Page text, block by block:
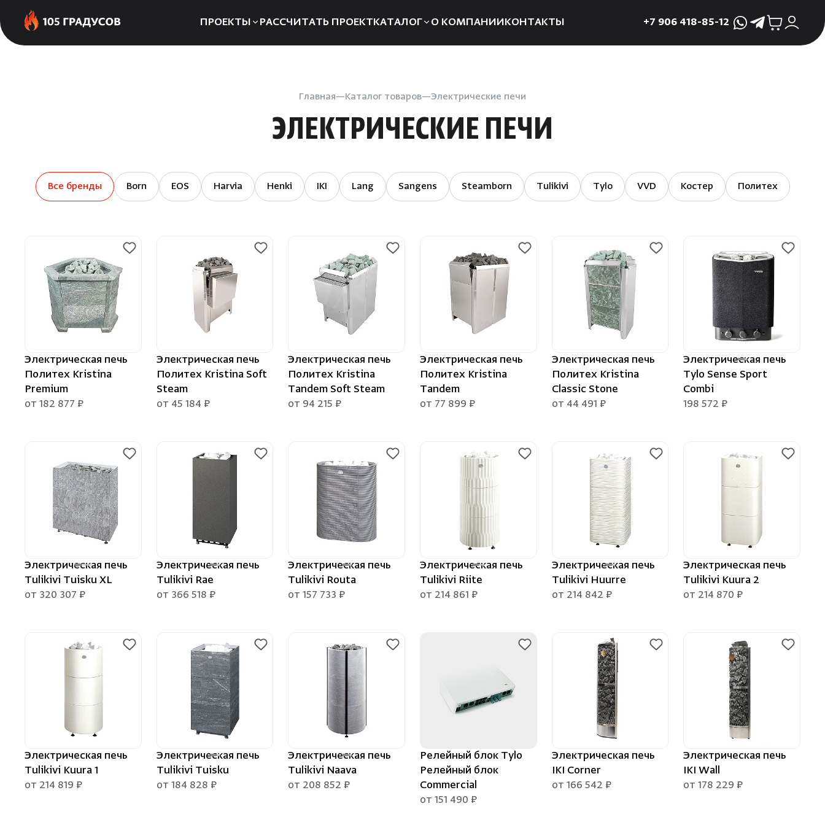
ПРОЕКТЫ РАССЧИТАТЬ ПРОЕКТКАТАЛОГ
Пульты управления
Двери
Купели
Облицовка и порталы
SPA-оборудование
Аксессуары
Для хаммама
Ароматы
Интерьер
Инфракрасные сауны
Лёдогенераторы
О КОМПАНИИКОНТАКТЫ +7 906 418-85-12
WhatsApp
Telegram
Главная Каталог товаров Электрические печи
ЭЛЕКТРИЧЕСКИЕ ПЕЧИ
Все бренды Born EOS Harvia Henki IKI Lang Sangens Steamborn Tulikivi Tylo VVD Костер Политех
Электрическая печь
Политех Kristina
Premium
от 182 877 ₽
Электрическая печь
Политех Kristina Soft
Steam
от 45 184 ₽
Электрическая печь
Политех Kristina
Tandem Soft Steam
от 94 215 ₽
Электрическая печь
Политех Kristina
Tandem
от 77 899 ₽
Электрическая печь
Политех Kristina
Classic Stone
от 44 491 ₽
Электрическая печь
Tylo Sense Sport
Combi
198 572 ₽
Электрическая печь
Tulikivi Tuisku XL
от 320 307 ₽
Электрическая печь
Tulikivi Rae
от 366 518 ₽
Электрическая печь
Tulikivi Routa
от 157 733 ₽
Электрическая печь
Tulikivi Riite
от 214 861 ₽
Электрическая печь
Tulikivi Huurre
от 214 842 ₽
Электрическая печь
Tulikivi Kuura 2
от 214 870 ₽
Электрическая печь
Tulikivi Kuura 1
от 214 819 ₽
Электрическая печь
Tulikivi Tuisku
от 184 828 ₽
Электрическая печь
Tulikivi Naava
от 208 852 ₽
Релейный блок Tylo
Релейный блок
Commercial
от 151 490 ₽
Электрическая печь
IKI Corner
от 166 542 ₽
Электрическая печь
IKI Wall
от 178 229 ₽